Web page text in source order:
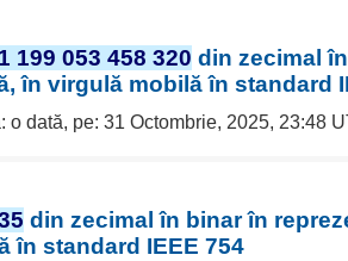
199 053 458 320 din zecimal
în virgulă mobilă în standard
o dată, pe: 31 Octombrie, 2025, 23:48
din zecimal în binar în
în standard IEEE 754